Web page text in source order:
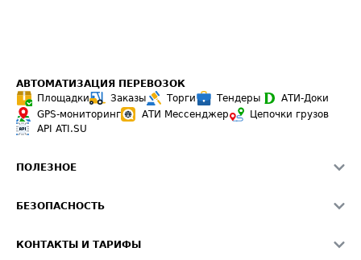
АВТОМАТИЗАЦИЯ ПЕРЕВОЗОК
Площадки
Заказы Торги Тендеры
АТИ-Доки
GPS-мониторинг
АТИ Мессенджер
Цепочки грузов
API ATI.SU
ПОЛЕЗНОЕ
Звезды ATI.SU на вашем сайте
БЕЗОПАСНОСТЬ
КОНТАКТЫ И ТАРИФЫ